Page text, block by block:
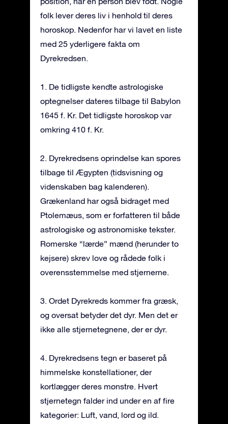
folk lever deres liv i henhold til deres
horoskop. Nedenfor har vi lavet en liste
med 25 yderligere fakta om
Dyrekredsen.
1. De tidligste kendte astrologiske
optegnelser dateres tilbage til Babylon
1645 f. Kr. Det tidligste horoskop var
omkring 410 f. Kr.
2. Dyrekredsens oprindelse kan spores
tilbage til Ægypten (tidsvisning og
videnskaben bag kalenderen).
Grækenland har også bidraget med
Ptolemæus, som er forfatteren til både
astrologiske og astronomiske tekster.
Romerske “lærde” mænd (herunder to
kejsere) skrev love og rådede folk i
overensstemmelse med stjernerne.
3. Ordet Dyrekreds kommer fra græsk,
og oversat betyder det dyr. Men det er
ikke alle stjernetegnene, der er dyr.
4. Dyrekredsens tegn er baseret på
himmelske konstellationer, der
kortlægger deres mønstre. Hvert
stjernetegn falder ind under en af fire
kategorier: Luft, vand, lord og ild.